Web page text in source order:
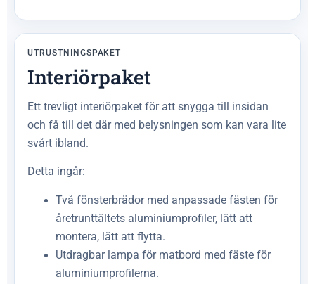
UTRUSTNINGSPAKET
Interiörpaket
Ett trevligt interiörpaket för att snygga till insidan
och få till det där med belysningen som kan vara lite
svårt ibland.
Detta ingår:
Två fönsterbrädor med anpassade fästen för
åretrunttältets aluminiumprofiler, lätt att
montera, lätt att flytta.
Utdragbar lampa för matbord med fäste för
aluminiumprofilerna.